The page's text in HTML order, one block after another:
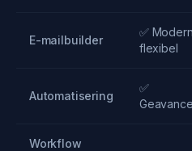
E-mailbuilder
✅
flexibel
Automatisering
✅
Workflow